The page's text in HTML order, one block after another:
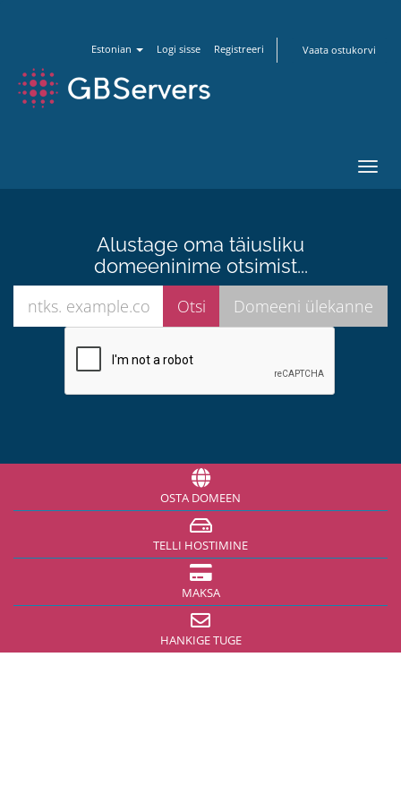
Estonian Logi sisse Registreeri Vaata ostukorvi
Alustage oma täiusliku
domeeninime otsimist...
OSTA DOMEEN
TELLI HOSTIMINE
MAKSA
HANKIGE TUGE